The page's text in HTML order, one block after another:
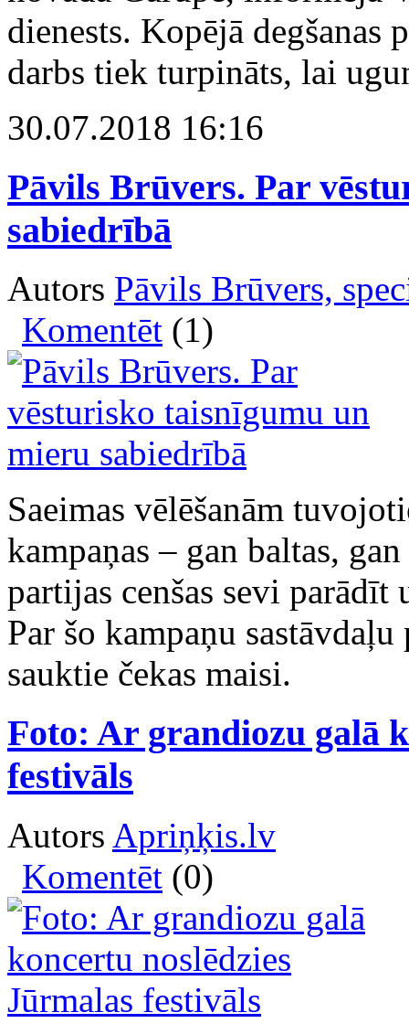
dienests. Kopējā
darbs tiek turpināts, lai
30.07.2018 16:16
Pāvils Brūvers. Par
sabiedrībā
Autors Pāvils Brūvers,
Komentēt (1)
Saeimas vēlēšanām
kampaņas – gan baltas,
partijas cenšas sevi
Par šo kampaņu
sauktie čekas maisi.
Foto: Ar grandiozu galā
festivāls
Autors Apriņķis.lv
Komentēt (0)